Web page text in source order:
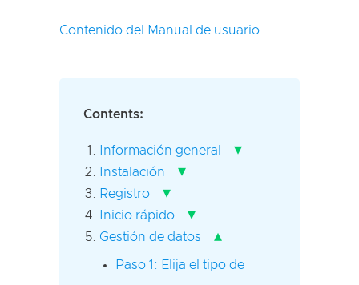
Contenido del Manual de usuario
Contents:
Información general ▾
Instalación ▾
Registro ▾
Inicio rápido ▾
Gestión de datos ▴
Paso 1: Elija el tipo de